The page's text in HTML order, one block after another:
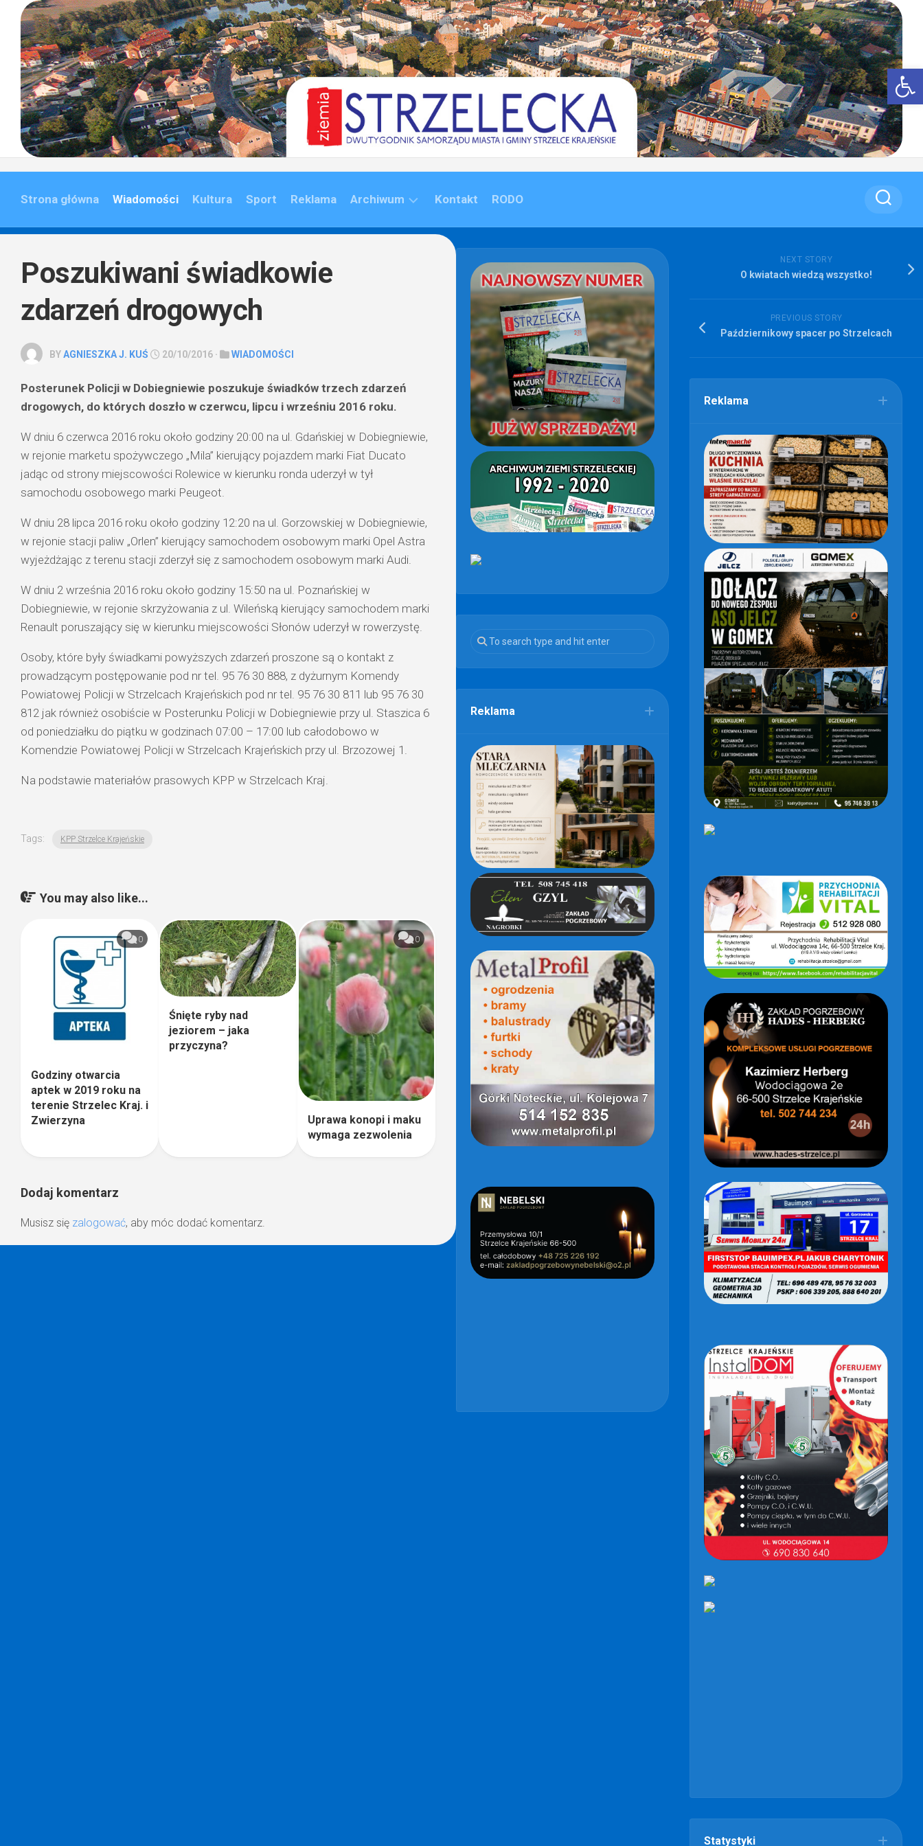
content
Strona główna Wiadomości Kultura Sport Reklama Archiwum Kontakt RODO
Poszukiwani świadkowie
zdarzeń drogowych
BYAGNIESZKA J. KUŚ 20/10/2016 · WIADOMOŚCI
Posterunek Policji w Dobiegniewie poszukuje świadków trzech zdarzeń
drogowych, do których doszło w czerwcu, lipcu i wrześniu 2016 roku.
W dniu 6 czerwca 2016 roku około godziny 20:00 na ul. Gdańskiej w Dobiegniewie,
w rejonie marketu spożywczego „Mila” kierujący pojazdem marki Fiat Ducato
jadąc od strony miejscowości Rolewice w kierunku ronda uderzył w tył
samochodu osobowego marki Peugeot.
W dniu 28 lipca 2016 roku około godziny 12:20 na ul. Gorzowskiej w Dobiegniewie,
w rejonie stacji paliw „Orlen” kierujący samochodem osobowym marki Opel Astra
wyjeżdżając z terenu stacji zderzył się z samochodem osobowym marki Audi.
W dniu 2 września 2016 roku około godziny 15:50 na ul. Poznańskiej w
Dobiegniewie, w rejonie skrzyżowania z ul. Wileńską kierujący samochodem marki
Renault poruszający się w kierunku miejscowości Słonów uderzył w rowerzystę.
Osoby, które były świadkami powyższych zdarzeń proszone są o kontakt z
prowadzącym postępowanie pod nr tel. 95 76 30 888, z dyżurnym Komendy
Powiatowej Policji w Strzelcach Krajeńskich pod nr tel. 95 76 30 811 lub 95 76 30
812 jak również osobiście w Posterunku Policji w Dobiegniewie przy ul. Staszica 6
od poniedziałku do piątku w godzinach 07:00 – 17:00 lub całodobowo w
Komendzie Powiatowej Policji w Strzelcach Krajeńskich przy ul. Brzozowej 1.
Na podstawie materiałów prasowych KPP w Strzelcach Kraj.
Tags: KPP Strzelce Krajeńskie
You may also like...
0
Godziny otwarcia
aptek w 2019 roku na
terenie Strzelec Kraj. i
Zwierzyna
Śnięte ryby nad
jeziorem – jaka
przyczyna?
0
Uprawa konopi i maku
wymaga zezwolenia
Dodaj komentarz
Musisz się zalogować, aby móc dodać komentarz.
NEXT STORY
O kwiatach wiedzą wszystko!
PREVIOUS STORY
Październikowy spacer po Strzelcach
Reklama
Statystyki
Reklama